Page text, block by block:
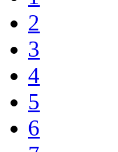
2
3
4
5
6